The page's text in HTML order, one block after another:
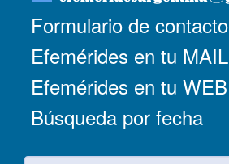
Formulario de contacto
Efemérides en tu MAIL
Efemérides en tu WEB
Búsqueda por fecha